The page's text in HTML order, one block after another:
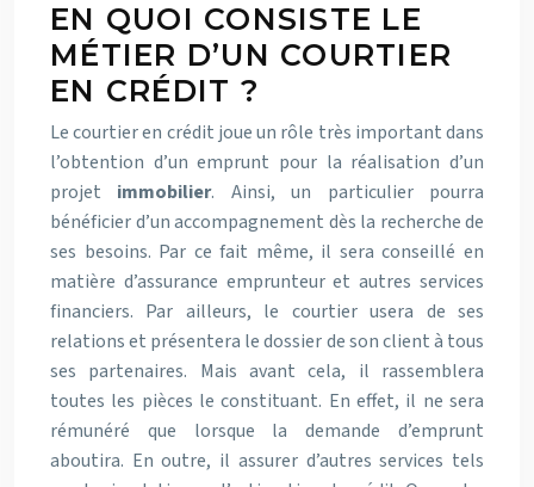
EN QUOI CONSISTE LE
MÉTIER D’UN COURTIER
EN CRÉDIT ?
Le courtier en crédit joue un rôle très important dans
l’obtention d’un emprunt pour la réalisation d’un
projet immobilier. Ainsi, un particulier pourra
bénéficier d’un accompagnement dès la recherche de
ses besoins. Par ce fait même, il sera conseillé en
matière d’assurance emprunteur et autres services
financiers. Par ailleurs, le courtier usera de ses
relations et présentera le dossier de son client à tous
ses partenaires. Mais avant cela, il rassemblera
toutes les pièces le constituant. En effet, il ne sera
rémunéré que lorsque la demande d’emprunt
aboutira. En outre, il assurer d’autres services tels